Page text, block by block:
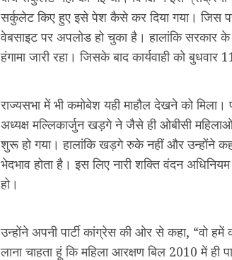
बिल को लेकर क्रेडिट की होड़
इससे पहले देश के नए संसद भवन में प्रधानमंत्री
होगा और इसके माध्यम से हमारा लोकतंत्र और
महिलाओं को बधाई देते हुए इस विधेयक को अमल में
पीएम मोदी ने कहा, “महिलाओं के नेतृत्व में विकास के
प्रमुख संविधान संशोधन विधेयक पेश कर रही है।
बता दें कि अगले साल 2024 में लोकसभा चुनाव होने